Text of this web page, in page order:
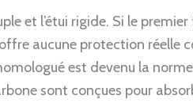
et l’étui rigide. Si le
aucune protection réelle
est devenu la
sont conçues pour